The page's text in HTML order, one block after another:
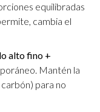
equilibradas
cambia el
alto fino +
Mantén la
para no